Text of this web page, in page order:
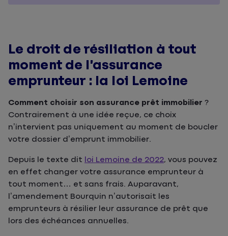
Le droit de résiliation à tout
moment de l’assurance
emprunteur : la loi Lemoine
Comment choisir son assurance prêt immobilier ?
Contrairement à une idée reçue, ce choix
n’intervient pas uniquement au moment de boucler
votre dossier d’emprunt immobilier.
Depuis le texte dit loi Lemoine de 2022, vous pouvez
en effet changer votre assurance emprunteur à
tout moment… et sans frais. Auparavant,
l’amendement Bourquin n’autorisait les
emprunteurs à résilier leur assurance de prêt que
lors des échéances annuelles.